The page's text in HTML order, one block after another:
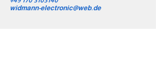
widmann-electronic@web.de